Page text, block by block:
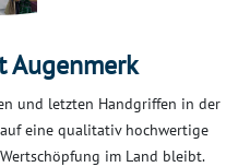
Augenmerk
und letzten Handgriffen in der
eine qualitativ hochwertige
im Land bleibt.